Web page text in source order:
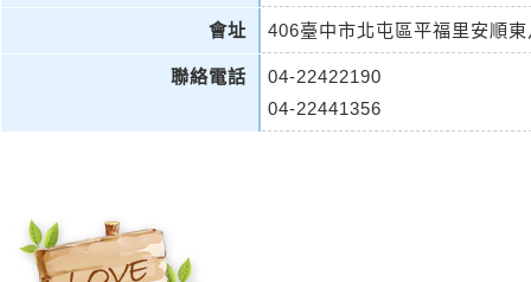
會址 406臺中市北屯區平福里安順
聯絡電話
04-22422190
04-22441356